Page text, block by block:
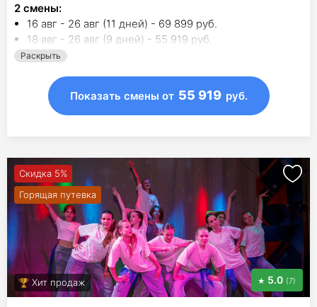
2 смены:
16 авг - 26 авг (11 дней) - 69 899 руб.
18 авг - 26 авг (9 дней) - 55 919 руб.
Раскрыть
Показать смены от 55 919 руб.
Скидка 5%
Горящая путевка
Хит продаж 5.0 (7)